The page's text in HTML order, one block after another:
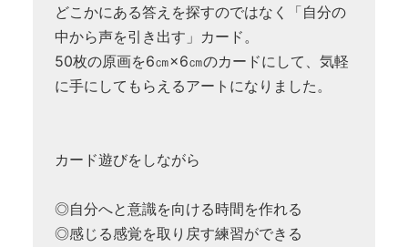
どこかにある答えを探すのではなく「自分の
中から声を引き出す」カード。
50枚の原画を6㎝×6㎝のカードにして、気軽
に手にしてもらえるアートになりました。
カード遊びをしながら
◎自分へと意識を向ける時間を作れる
◎感じる感覚を取り戻す練習ができる